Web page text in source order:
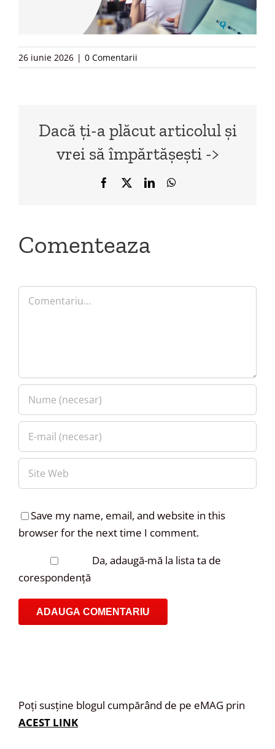
26 iunie 2026 | 0 Comentarii
Dacă ți-a plăcut articolul și
vrei să împărtășești ->
Facebook LinkedInWhatsApp
Comenteaza
Comment
Save my name, email, and website in this
browser for the next time I comment.
Da, adaugă-mă la lista ta de
corespondență
Poți susține blogul cumpărând de pe eMAG prin
ACEST LINK